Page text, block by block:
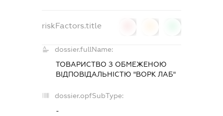
riskFactors.title
dossier.fullName:
ТОВАРИСТВО З ОБМЕЖЕНОЮ
ВІДПОВІДАЛЬНІСТЮ "ВОРК ЛАБ"
dossier.opfSubType:
-